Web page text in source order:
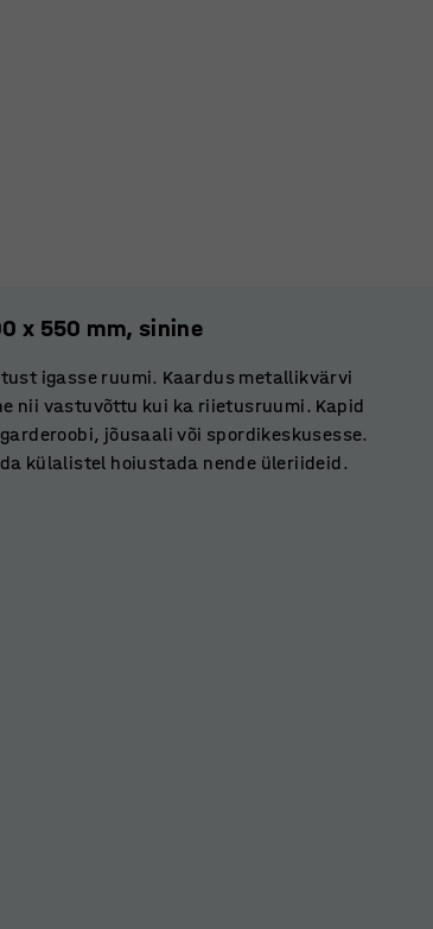
x 550 mm, sinine
igasse ruumi. Kaardus metallikvärvi
nii vastuvõttu kui ka riietusruumi. Kapid
jõusaali või spordikeskusesse.
külalistel hoiustada nende üleriideid.
lahenduse. Kaks väikest korvi
teiste pisemate esemete
ventilatsiooni. Hoiukapid on
uksed on varustatud stopperitega, mis
põrandate puhastamist. See on
(müüakse eraldi).